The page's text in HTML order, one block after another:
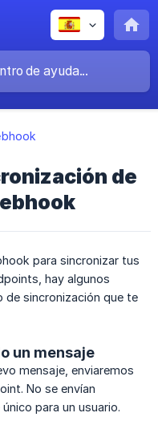
de
para sincronizar tus
hay algunos
sincronización que te
un mensaje
mensaje, enviaremos
No se envían
para un usuario.